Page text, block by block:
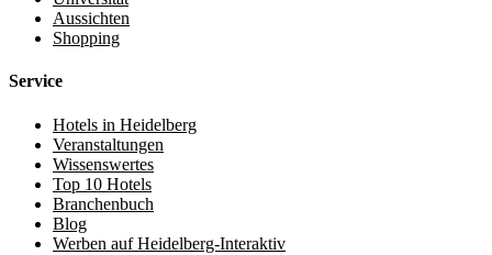
Aussichten
Shopping
Service
Hotels in Heidelberg
Veranstaltungen
Wissenswertes
Top 10 Hotels
Branchenbuch
Blog
Werben auf Heidelberg-Interaktiv